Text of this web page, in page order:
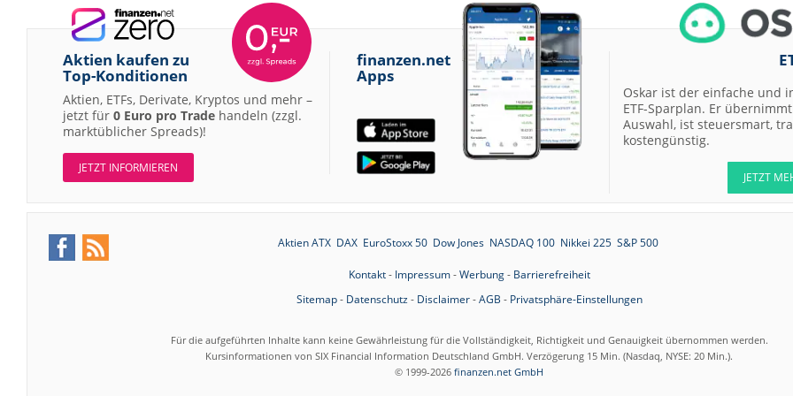
07.08.26
Allianz Hold
Merck Market-
07.08.26
Allianz Sector
Perform
07.08.26
RATIONAL Buy
Aktien kaufen zu
Top-Konditionen
Aktien, ETFs, Derivate, Kryptos und mehr –
jetzt für 0 Euro pro Trade handeln (zzgl.
marktüblicher Spreads)!
JETZT INFORMIEREN
finanzen.net
Apps
Oskar ist der einfache und
ETF-Sparplan. Er übernimmt
Auswahl, ist steuersmart,
kostengünstig.
JETZT
Aktien ATX DAX EuroStoxx 50 Dow Jones NASDAQ 100 Nikkei 225 S&P 500
Kontakt- Impressum-Werbung- Barrierefreiheit
Sitemap- Datenschutz- Disclaimer-AGB - Privatsphäre-Einstellungen
Für die aufgeführten Inhalte kann keine Gewährleistung für die Vollständigkeit, Richtigkeit und Genauigkeit übernommen werden.
Kursinformationen von SIX Financial Information Deutschland GmbH. Verzögerung 15 Min. (Nasdaq, NYSE: 20 Min.).
© 1999-2026 finanzen.net GmbH